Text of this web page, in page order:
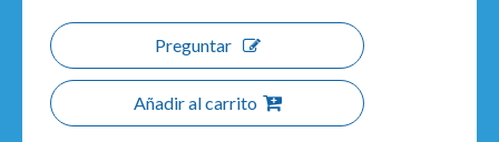
Preguntar
Añadir al carrito